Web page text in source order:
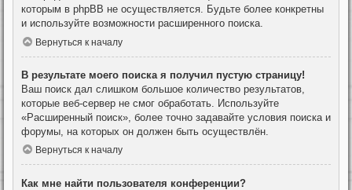
которым в phpBB не осуществляется. Будьте более конкретны
и используйте возможности расширенного поиска.
Вернуться к началу
В результате моего поиска я получил пустую страницу!
Ваш поиск дал слишком большое количество результатов,
которые веб-сервер не смог обработать. Используйте
«Расширенный поиск», более точно задавайте условия поиска и
форумы, на которых он должен быть осуществлён.
Вернуться к началу
Как мне найти пользователя конференции?